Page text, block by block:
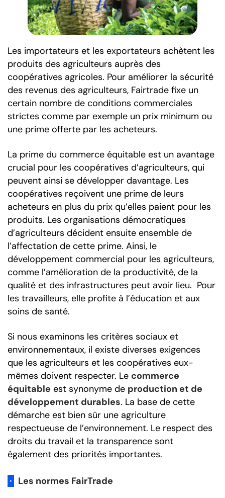
Les importateurs et les exportateurs achètent les
produits des agriculteurs auprès des
coopératives agricoles. Pour améliorer la sécurité
des revenus des agriculteurs, Fairtrade fixe un
certain nombre de conditions commerciales
strictes comme par exemple un prix minimum ou
une prime offerte par les acheteurs.
La prime du commerce équitable est un avantage
crucial pour les coopératives d’agriculteurs, qui
peuvent ainsi se développer davantage. Les
coopératives reçoivent une prime de leurs
acheteurs en plus du prix qu’elles paient pour les
produits. Les organisations démocratiques
d’agriculteurs décident ensuite ensemble de
l’affectation de cette prime. Ainsi, le
développement commercial pour les agriculteurs,
comme l’amélioration de la productivité, de la
qualité et des infrastructures peut avoir lieu. Pour
les travailleurs, elle profite à l’éducation et aux
soins de santé.
Si nous examinons les critères sociaux et
environnementaux, il existe diverses exigences
que les agriculteurs et les coopératives eux-
mêmes doivent respecter. Le commerce
équitable est synonyme de production et de
développement durables. La base de cette
démarche est bien sûr une agriculture
respectueuse de l’environnement. Le respect des
droits du travail et la transparence sont
également des priorités importantes.
· Les normes FairTrade